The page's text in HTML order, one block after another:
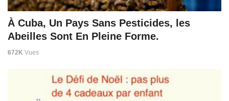
À Cuba, Un Pays Sans Pesticides, les
Abeilles Sont En Pleine Forme.
672K Vues